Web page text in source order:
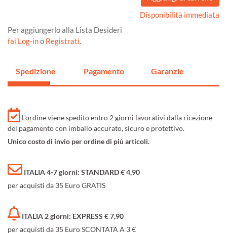
Disponibilità immediata
Per aggiungerlo alla Lista Desideri
fai Log-ino Registrati.
Spedizione Pagamento Garanzie
L'ordine viene spedito entro 2 giorni lavorativi dalla ricezione
del pagamento con imballo accurato, sicuro e protettivo.
Unico costo di invio per ordine di più articoli.
ITALIA 4-7 giorni: STANDARD € 4,90
per acquisti da 35 Euro GRATIS
ITALIA 2 giorni: EXPRESS € 7,90
per acquisti da 35 Euro SCONTATA A 3 €